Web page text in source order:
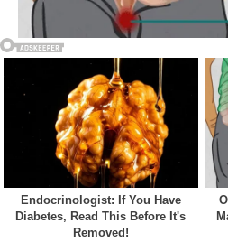
Acest site web folosește
experiența. Vom presupune că
vă continuați navigarea.